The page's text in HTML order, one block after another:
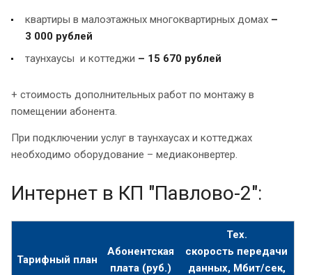
квартиры в малоэтажных многоквартирных домах –
3 000 рублей
таунхаусы и коттеджи – 15 670 рублей
+ стоимость дополнительных работ по монтажу в
помещении абонента.
При подключении услуг в таунхаусах и коттеджах
необходимо оборудование – медиаконвертер.
Интернет в КП "Павлово-2":
Тарифный план
Абонентская
плата (руб.)
Тех.
скорость передачи
данных, Мбит/сек,